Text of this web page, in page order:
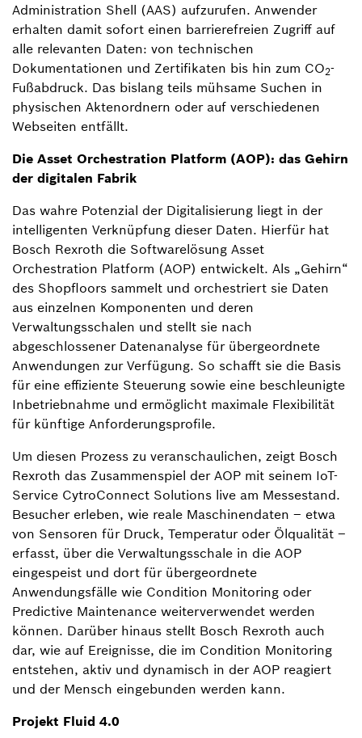
Administration Shell (AAS) aufzurufen. Anwender
erhalten damit sofort einen barrierefreien Zugriff auf
alle relevanten Daten: von technischen
Dokumentationen und Zertifikaten bis hin zum CO2-
Fußabdruck. Das bislang teils mühsame Suchen in
physischen Aktenordnern oder auf verschiedenen
Webseiten entfällt.
Die Asset Orchestration Platform (AOP): das Gehirn
der digitalen Fabrik
Das wahre Potenzial der Digitalisierung liegt in der
intelligenten Verknüpfung dieser Daten. Hierfür hat
Bosch Rexroth die Softwarelösung Asset
Orchestration Platform (AOP) entwickelt. Als „Gehirn“
des Shopfloors sammelt und orchestriert sie Daten
aus einzelnen Komponenten und deren
Verwaltungsschalen und stellt sie nach
abgeschlossener Datenanalyse für übergeordnete
Anwendungen zur Verfügung. So schafft sie die Basis
für eine effiziente Steuerung sowie eine beschleunigte
Inbetriebnahme und ermöglicht maximale Flexibilität
für künftige Anforderungsprofile.
Um diesen Prozess zu veranschaulichen, zeigt Bosch
Rexroth das Zusammenspiel der AOP mit seinem IoT-
Service CytroConnect Solutions live am Messestand.
Besucher erleben, wie reale Maschinendaten – etwa
von Sensoren für Druck, Temperatur oder Ölqualität –
erfasst, über die Verwaltungsschale in die AOP
eingespeist und dort für übergeordnete
Anwendungsfälle wie Condition Monitoring oder
Predictive Maintenance weiterverwendet werden
können. Darüber hinaus stellt Bosch Rexroth auch
dar, wie auf Ereignisse, die im Condition Monitoring
entstehen, aktiv und dynamisch in der AOP reagiert
und der Mensch eingebunden werden kann.
Projekt Fluid 4.0